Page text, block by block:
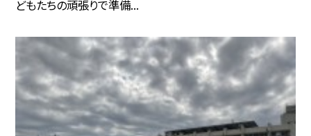
どもたちの頑張りで準備...